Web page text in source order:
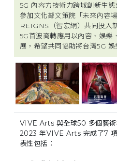
貢
5G 內容力技術力跨域創新生
參加文化部文策院「未來內容
REIGNS（智宏網）共同投入
5G首波商轉應用以內容、娛樂
展，希望共同協助將台灣5G
VIVE Arts 與全球50 多個藝術
2023 年VIVE Arts 完成了7
表性包括：